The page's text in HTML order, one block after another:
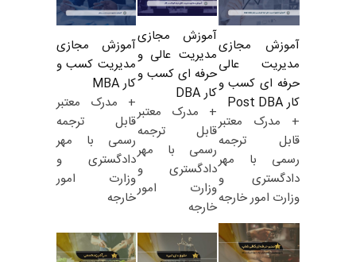
آموزش مجازی
مدیریت عالی
حرفه ای کسب و
کار Post DBA
+ مدرک معتبر
قابل ترجمه
رسمی با مهر
دادگستری و
وزارت امور خارجه
آموزش مجازی
مدیریت عالی و
حرفه ای کسب و
کار DBA
+ مدرک معتبر
قابل ترجمه
رسمی با مهر
دادگستری و
وزارت امور
خارجه
آموزش مجازی
مدیریت کسب و
کار MBA
+ مدرک معتبر
قابل ترجمه
رسمی با مهر
دادگستری و
وزارت امور
خارجه